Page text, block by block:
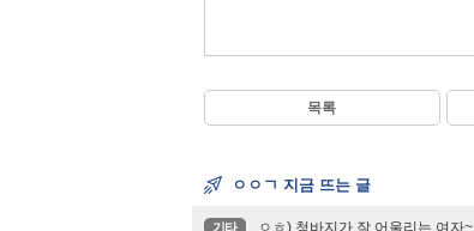
목록
ㅇㅇㄱ 지금 뜨는 글
기타 ㅇㅎ) 청바지가 잘 어울리는 여자~